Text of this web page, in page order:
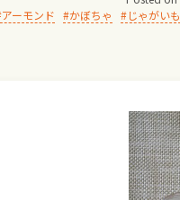
アーモンド かぼちゃ じゃがいも